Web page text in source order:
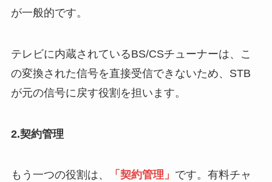
が一般的です。
テレビに内蔵されているBS/CSチューナーは、こ
の変換された信号を直接受信できないため、STB
が元の信号に戻す役割を担います。
2.契約管理
もう一つの役割は、 「契約管理」 です。有料チャ